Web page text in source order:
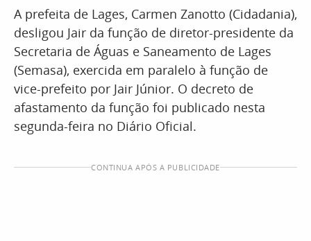
A prefeita de Lages, Carmen Zanotto (Cidadania),
desligou Jair da função de diretor-presidente da
Secretaria de Águas e Saneamento de Lages
(Semasa), exercida em paralelo à função de
vice-prefeito por Jair Júnior. O decreto de
afastamento da função foi publicado nesta
segunda-feira no Diário Oficial.
CONTINUA APÓS A PUBLICIDADE